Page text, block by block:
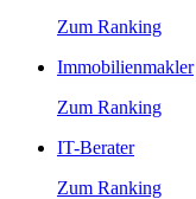
Zum Ranking
Immobilienmakler
Zum Ranking
IT-Berater
Zum Ranking